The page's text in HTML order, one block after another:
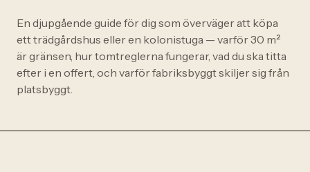
En djupgående guide för dig som överväger att köpa
ett trädgårdshus eller en kolonistuga — varför 30 m²
är gränsen, hur tomtreglerna fungerar, vad du ska titta
efter i en offert, och varför fabriksbyggt skiljer sig från
platsbyggt.